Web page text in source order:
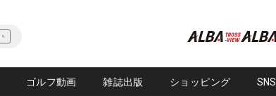
ゴルフ動画 雑誌出版 ショッピング